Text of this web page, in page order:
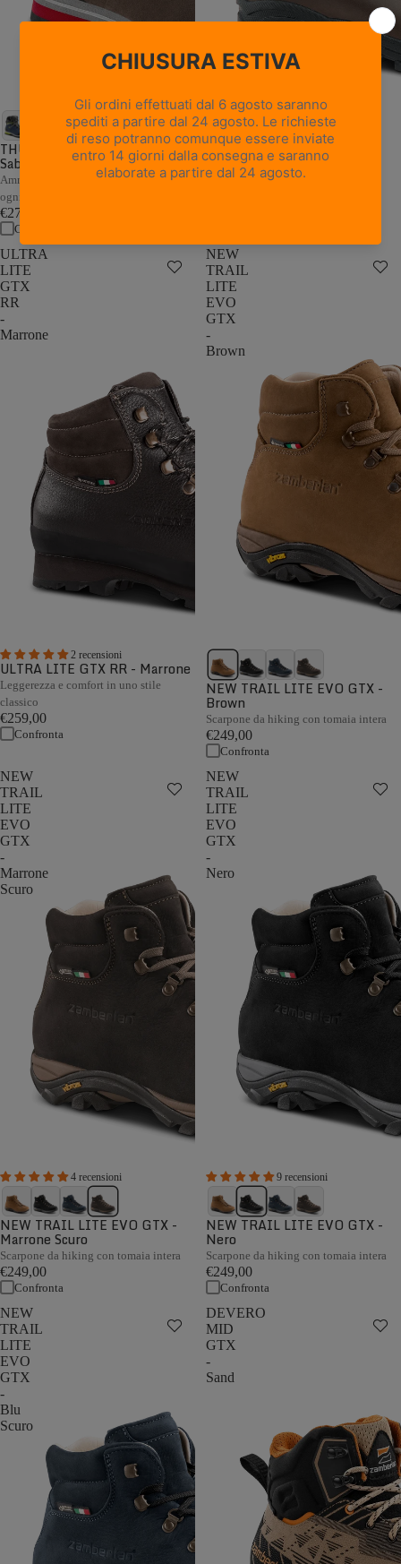
THUNDER GTX - Marrone /
Sabbia
Ammortizzazione e stabilità adattive a
ogni passo
€279,00
Confronta
18 recensioni
NEW TRAIL LITE GTX -
Marrone Nocciola
Pelle pieno fiore con trattamento
Hydrobloc®
ULTRA
LITE
GTX
RR
-
Marrone
2 recensioni
ULTRA LITE GTX RR - Marrone
Leggerezza e comfort in uno stile
classico
€259,00
Confronta
NEW
TRAIL
LITE
EVO
GTX
-
Brown
NEW TRAIL LITE EVO GTX -
Brown
Scarpone da hiking con tomaia intera
€249,00
Confronta
NEW
TRAIL
LITE
EVO
GTX
-
Marrone
Scuro
4 recensioni
NEW TRAIL LITE EVO GTX -
Marrone Scuro
Scarpone da hiking con tomaia intera
€249,00
Confronta
NEW
TRAIL
LITE
EVO
GTX
-
Nero
9 recensioni
NEW TRAIL LITE EVO GTX -
Nero
Scarpone da hiking con tomaia intera
€249,00
Confronta
NEW
TRAIL
LITE
EVO
GTX
-
Blu
Scuro
DEVERO
MID
GTX
-
Sand